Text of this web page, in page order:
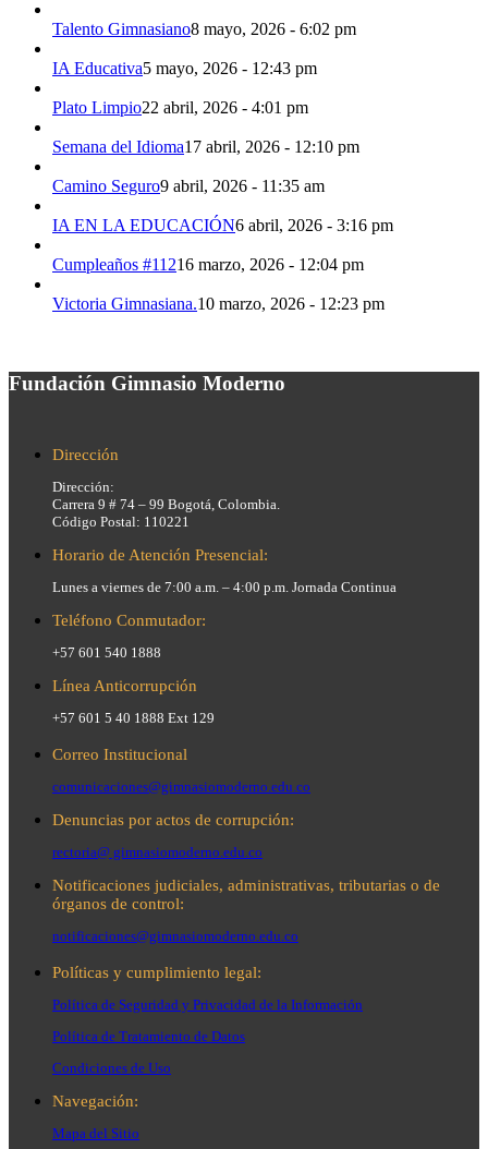
Talento Gimnasiano8 mayo, 2026 - 6:02 pm
IA Educativa5 mayo, 2026 - 12:43 pm
Plato Limpio22 abril, 2026 - 4:01 pm
Semana del Idioma17 abril, 2026 - 12:10 pm
Camino Seguro9 abril, 2026 - 11:35 am
IA EN LA EDUCACIÓN6 abril, 2026 - 3:16 pm
Cumpleaños #11216 marzo, 2026 - 12:04 pm
Victoria Gimnasiana.10 marzo, 2026 - 12:23 pm
Fundación Gimnasio Moderno
Dirección
Dirección:
Carrera 9 # 74 – 99 Bogotá, Colombia.
Código Postal: 110221
Horario de Atención Presencial:
Lunes a viernes de 7:00 a.m. – 4:00 p.m. Jornada Continua
Teléfono Conmutador:
+57 601 540 1888
Línea Anticorrupción
+57 601 5 40 1888 Ext 129
Correo Institucional
comunicaciones@gimnasiomoderno.edu.co
Denuncias por actos de corrupción:
rectoria@ gimnasiomoderno.edu.co
Notificaciones judiciales, administrativas, tributarias o de
órganos de control:
notificaciones@gimnasiomoderno.edu.co
Políticas y cumplimiento legal:
Política de Seguridad y Privacidad de la Información
Política de Tratamiento de Datos
Condiciones de Uso
Navegación:
Mapa del Sitio